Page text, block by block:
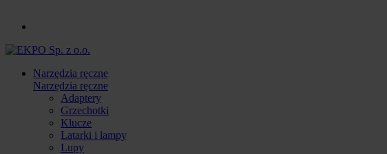
Narzędzia ręczne
Narzędzia ręczne
Adaptery
Grzechotki
Klucze
Latarki i lampy
Lupy